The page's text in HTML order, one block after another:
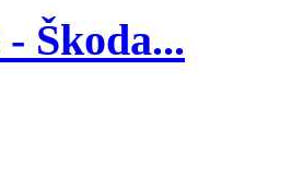
- Škoda...